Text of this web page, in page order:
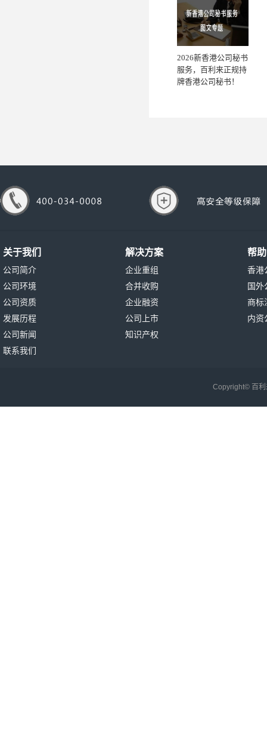
2026新香港公司秘书
服务，百利来正规持
牌香港公司秘书！
关于我们
公司简介
公司环境
公司资质
发展历程
公司新闻
联系我们
解决方案
企业重组
合并收购
企业融资
公司上市
知识产权
帮
香港
国外
商标
内资
Copyright© 百